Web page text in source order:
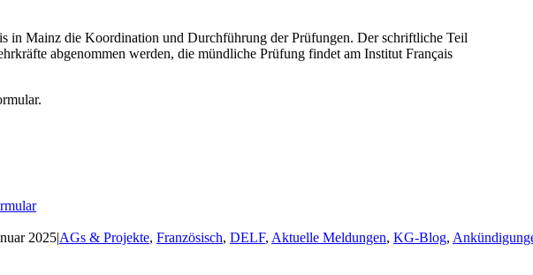
in Mainz die Koordination und Durchführung der Prüfungen. Der schriftliche Teil
abgenommen werden, die mündliche Prüfung findet am Institut Français
2025|AGs & Projekte, Französisch, DELF, Aktuelle Meldungen, KG-Blog,